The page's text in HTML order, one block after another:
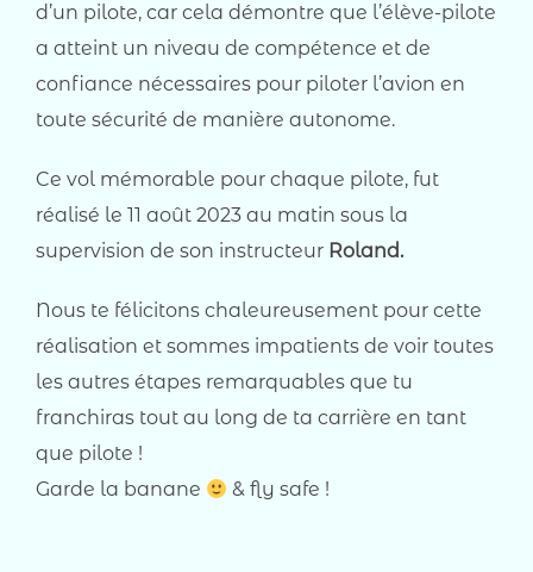
d’un pilote, car cela démontre que l’élève-pilote
a atteint un niveau de compétence et de
confiance nécessaires pour piloter l’avion en
toute sécurité de manière autonome.
Ce vol mémorable pour chaque pilote, fut
réalisé le 11 août 2023 au matin sous la
supervision de son instructeur Roland.
Nous te félicitons chaleureusement pour cette
réalisation et sommes impatients de voir toutes
les autres étapes remarquables que tu
franchiras tout au long de ta carrière en tant
que pilote !
Garde la banane
& fly safe !